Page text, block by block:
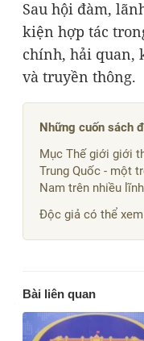
Sau hội đàm,
kiện hợp tác
chính, hải quan,
và truyền thông.
Những cuốn sách
Mục Thế giới giới
Trung Quốc - một
Nam trên nhiều
Độc giả có thể
Bài liên quan